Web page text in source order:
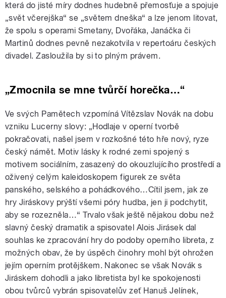
která do jisté míry dodnes hudebně přemosťuje a spojuje
„svět včerejška“ se „světem dneška“ a lze jenom litovat,
že spolu s operami Smetany, Dvořáka, Janáčka či
Martinů dodnes pevně nezakotvila v repertoáru českých
divadel. Zasloužila by si to plným právem.
„Zmocnila se mne tvůrčí horečka…“
Ve svých Pamětech vzpomíná Vítězslav Novák na dobu
vzniku Lucerny slovy: „Hodlaje v operní tvorbě
pokračovati, našel jsem v rozkošné této hře nový, ryze
český námět. Motiv lásky k rodné zemi spojený s
motivem sociálním, zasazený do okouzlujícího prostředí a
oživený celým kaleidoskopem figurek ze světa
panského, selského a pohádkového…Cítil jsem, jak ze
hry Jiráskovy prýští všemi póry hudba, jen ji podchytit,
aby se rozezněla…“ Trvalo však ještě nějakou dobu než
slavný český dramatik a spisovatel Alois Jirásek dal
souhlas ke zpracování hry do podoby operního libreta, z
možných obav, že by úspěch činohry mohl být ohrožen
jejím operním protějškem. Nakonec se však Novák s
Jiráskem dohodli a jako libretista byl ke spokojenosti
obou tvůrců vybrán spisovatelův zeť Hanuš Jelínek,